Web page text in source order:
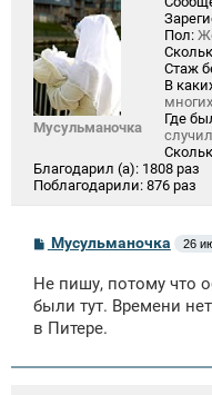
Мусульманочка
Пол:
Стаж
В
многих
Где
Благодарил (а): 1808 раз
Поблагодарили: 876 раз
С
б
щ
е
н
е
Мусульманочка 26
Не пишу, потому что
были тут. Времени
в Питере.